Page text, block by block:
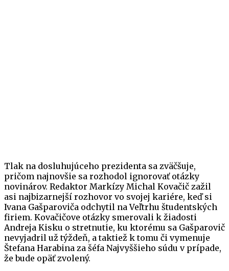
Tlak na dosluhujúceho prezidenta sa zväčšuje,
pričom najnovšie sa rozhodol ignorovať otázky
novinárov. Redaktor Markízy Michal Kovačič zažil
asi najbizarnejší rozhovor vo svojej kariére, keď si
Ivana Gašparoviča odchytil na Veľtrhu študentských
firiem. Kovačičove otázky smerovali k žiadosti
Andreja Kisku o stretnutie, ku ktorému sa Gašparovič
nevyjadril už týždeň, a taktiež k tomu či vymenuje
Štefana Harabina za šéfa Najvyššieho súdu v prípade,
že bude opäť zvolený.